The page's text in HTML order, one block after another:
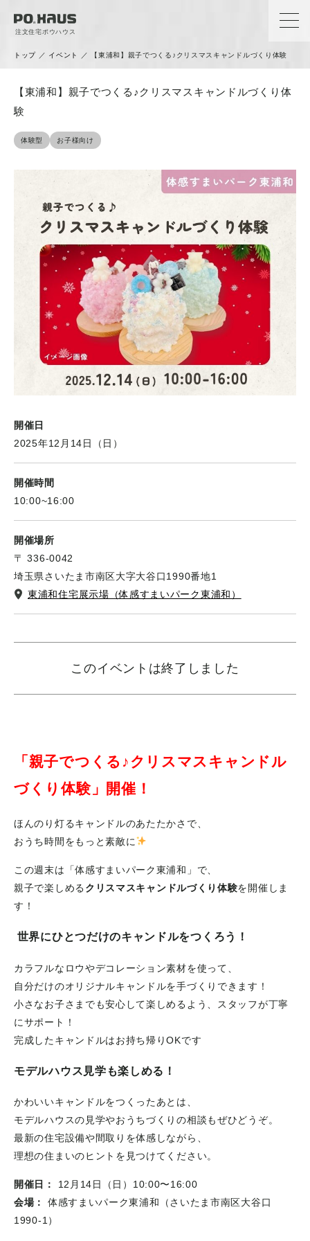
注文住宅ポウハウス
トップ ／ イベント ／ 【東浦和】親子でつくる♪クリスマスキャンドルづくり体験
【東浦和】親子でつくる♪クリスマスキャンドルづくり体
験
体験型 お子様向け
開催日
2025年12月14日（日）
開催時間
10:00~16:00
開催場所
〒 336-0042
埼玉県さいたま市南区大字大谷口1990番地1
東浦和住宅展示場（体感すまいパーク東浦和）
このイベントは終了しました
「親子でつくる♪クリスマスキャンドル
づくり体験」開催！
ほんのり灯るキャンドルのあたたかさで、
おうち時間をもっと素敵に
この週末は「体感すまいパーク東浦和」で、
親子で楽しめる クリスマスキャンドルづくり体験を開催しま
す！
世界にひとつだけのキャンドルをつくろう！
カラフルなロウやデコレーション素材を使って、
自分だけのオリジナルキャンドルを手づくりできます！
小さなお子さまでも安心して楽しめるよう、スタッフが丁寧
にサポート！
完成したキャンドルはお持ち帰りOKです
モデルハウス見学も楽しめる！
かわいいキャンドルをつくったあとは、
モデルハウスの見学やおうちづくりの相談もぜひどうぞ。
最新の住宅設備や間取りを体感しながら、
理想の住まいのヒントを見つけてください。
開催日：
12月14日（日）10:00〜16:00
会場：
体感すまいパーク東浦和（さいたま市南区大谷口
1990-1）